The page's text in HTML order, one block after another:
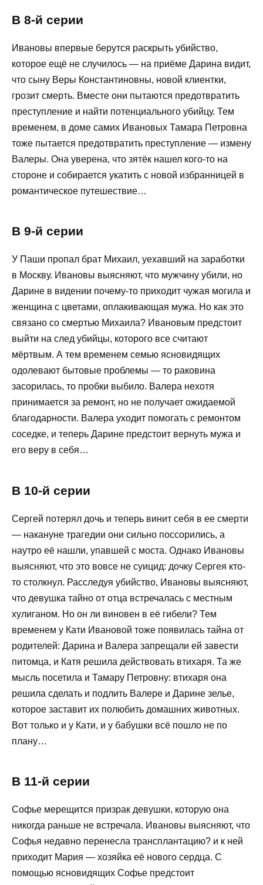
В 8-й серии
Ивановы впервые берутся раскрыть убийство,
которое ещё не случилось — на приёме Дарина видит,
что сыну Веры Константиновны, новой клиентки,
грозит смерть. Вместе они пытаются предотвратить
преступление и найти потенциального убийцу. Тем
временем, в доме самих Ивановых Тамара Петровна
тоже пытается предотвратить преступление — измену
Валеры. Она уверена, что зятёк нашел кого-то на
стороне и собирается укатить с новой избранницей в
романтическое путешествие…
В 9-й серии
У Паши пропал брат Михаил, уехавший на заработки
в Москву. Ивановы выясняют, что мужчину убили, но
Дарине в видении почему-то приходит чужая могила и
женщина с цветами, оплакивающая мужа. Но как это
связано со смертью Михаила? Ивановым предстоит
выйти на след убийцы, которого все считают
мёртвым. А тем временем семью ясновидящих
одолевают бытовые проблемы — то раковина
засорилась, то пробки выбило. Валера нехотя
принимается за ремонт, но не получает ожидаемой
благодарности. Валера уходит помогать с ремонтом
соседке, и теперь Дарине предстоит вернуть мужа и
его веру в себя…
В 10-й серии
Сергей потерял дочь и теперь винит себя в ее смерти
— накануне трагедии они сильно поссорились, а
наутро её нашли, упавшей с моста. Однако Ивановы
выясняют, что это вовсе не суицид: дочку Сергея кто-
то столкнул. Расследуя убийство, Ивановы выясняют,
что девушка тайно от отца встречалась с местным
хулиганом. Но он ли виновен в её гибели? Тем
временем у Кати Ивановой тоже появилась тайна от
родителей: Дарина и Валера запрещали ей завести
питомца, и Катя решила действовать втихаря. Та же
мысль посетила и Тамару Петровну: втихаря она
решила сделать и подлить Валере и Дарине зелье,
которое заставит их полюбить домашних животных.
Вот только и у Кати, и у бабушки всё пошло не по
плану…
В 11-й серии
Софье мерещится призрак девушки, которую она
никогда раньше не встречала. Ивановы выясняют, что
Софья недавно перенесла трансплантацию? и к ней
приходит Мария — хозяйка её нового сердца. С
помощью ясновидящих Софье предстоит